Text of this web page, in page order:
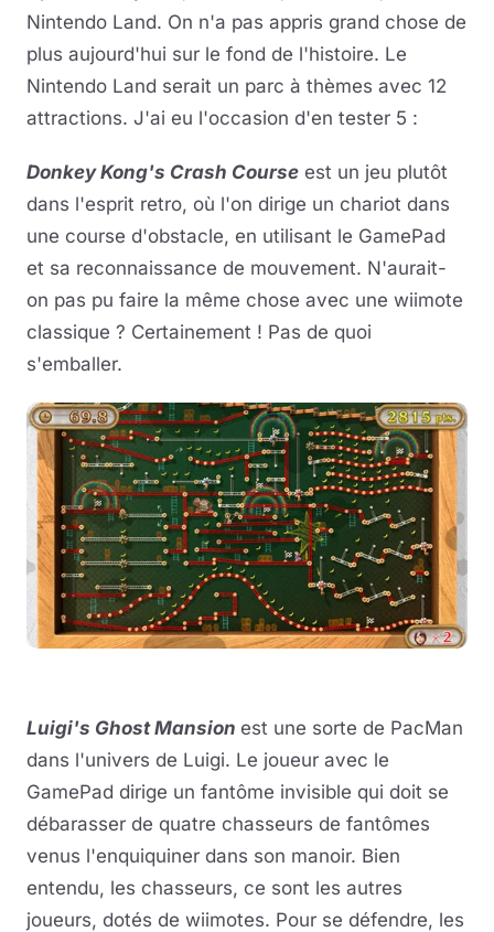
Nintendo Land. On n'a pas appris grand chose de
plus aujourd'hui sur le fond de l'histoire. Le
Nintendo Land serait un parc à thèmes avec 12
attractions. J'ai eu l'occasion d'en tester 5 :
Donkey Kong's Crash Course est un jeu plutôt
dans l'esprit retro, où l'on dirige un chariot dans
une course d'obstacle, en utilisant le GamePad
et sa reconnaissance de mouvement. N'aurait-
on pas pu faire la même chose avec une wiimote
classique ? Certainement ! Pas de quoi
s'emballer.
Luigi's Ghost Mansion est une sorte de PacMan
dans l'univers de Luigi. Le joueur avec le
GamePad dirige un fantôme invisible qui doit se
débarasser de quatre chasseurs de fantômes
venus l'enquiquiner dans son manoir. Bien
entendu, les chasseurs, ce sont les autres
joueurs, dotés de wiimotes. Pour se défendre, les